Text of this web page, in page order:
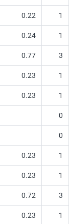
0.22 1
0.24 1
0.77 3
0.23 1
0.23 1
0
0
0.23 1
0.23 1
0.72 3
0.23 1